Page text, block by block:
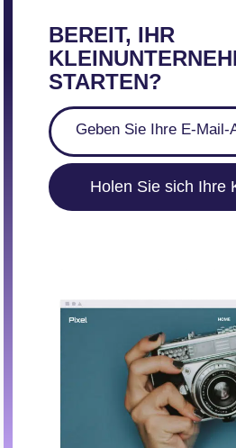
BEREIT, IHR
STARTEN?
Holen Sie sich Ihre